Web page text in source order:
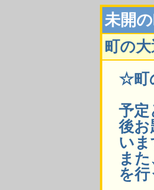
未開
町の
☆町
予定
後お
いま
ま
を